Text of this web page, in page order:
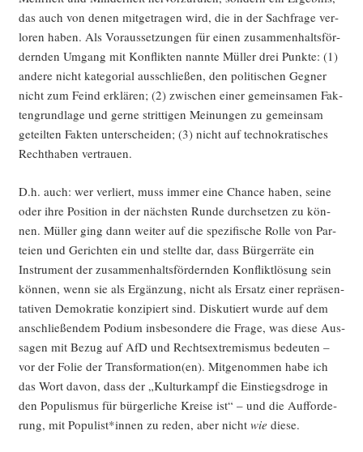
das auch von denen mit­ge­tra­gen wird, die in der Sach­fra­ge ver­
lo­ren haben. Als Vor­aus­set­zun­gen für einen zusam­men­halts­för­
dern­den Umgang mit Kon­flik­ten nann­te Mül­ler drei Punk­te: (1)
ande­re nicht kate­go­ri­al aus­schlie­ßen, den poli­ti­schen Geg­ner
nicht zum Feind erklä­ren; (2) zwi­schen einer gemein­sa­men Fak­
ten­grund­la­ge und ger­ne strit­ti­gen Mei­nun­gen zu gemein­sam
geteil­ten Fak­ten unter­schei­den; (3) nicht auf tech­no­kra­ti­sches
Recht­ha­ben vertrauen.
D.h. auch: wer ver­liert, muss immer eine Chan­ce haben, sei­ne
oder ihre Posi­ti­on in der nächs­ten Run­de durch­set­zen zu kön­
nen. Mül­ler ging dann wei­ter auf die spe­zi­fi­sche Rol­le von Par­
tei­en und Gerich­ten ein und stell­te dar, dass Bür­ger­rä­te ein
Instru­ment der zusam­men­halts­för­dern­den Kon­flikt­lö­sung sein
kön­nen, wenn sie als Ergän­zung, nicht als Ersatz einer reprä­sen­
ta­ti­ven Demo­kra­tie kon­zi­piert sind. Dis­ku­tiert wur­de auf dem
anschlie­ßen­dem Podi­um ins­be­son­de­re die Fra­ge, was die­se Aus­
sa­gen mit Bezug auf AfD und Rechts­extre­mis­mus bedeu­ten –
vor der Folie der Transformation(en). Mit­ge­nom­men habe ich
das Wort davon, dass der „Kul­tur­kampf die Ein­stiegs­dro­ge in
den Popu­lis­mus für bür­ger­li­che Krei­se ist“ – und die Auf­for­de­
rung, mit Populist*innen zu reden, aber nicht wie diese.